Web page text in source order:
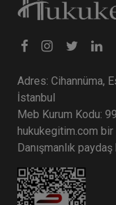
Adres: Cihannüma,
İstanbul
Meb Kurum Kodu:
hukukegitim.com
Danışmanlık